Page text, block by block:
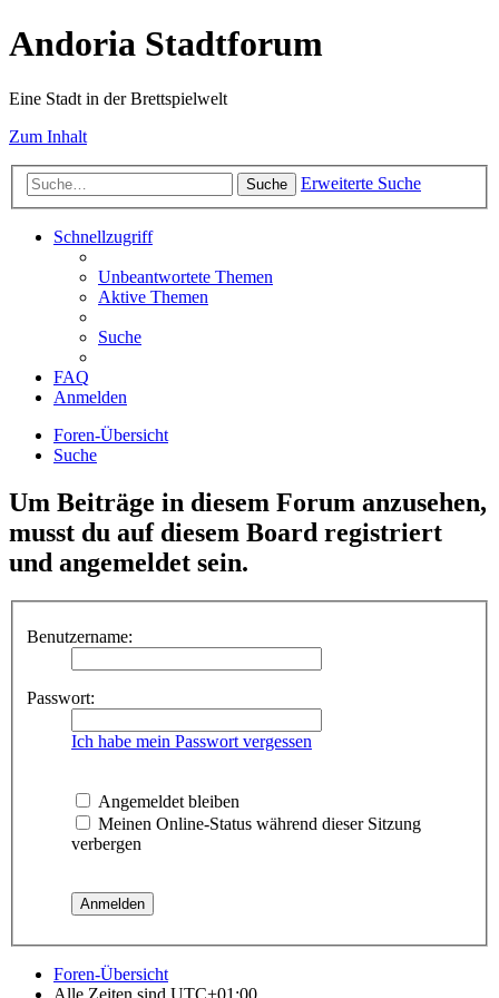
Andoria Stadtforum
Eine Stadt in der Brettspielwelt
Zum Inhalt
Suche Erweiterte Suche
Schnellzugriff
Unbeantwortete Themen
Aktive Themen
Suche
FAQ
Anmelden
Foren-Übersicht
Suche
Um Beiträge in diesem Forum anzusehen,
musst du auf diesem Board registriert
und angemeldet sein.
Benutzername:
Passwort:
Ich habe mein Passwort vergessen
Angemeldet bleiben
Meinen Online-Status während dieser Sitzung
verbergen
Foren-Übersicht
Alle Zeiten sind UTC+01:00